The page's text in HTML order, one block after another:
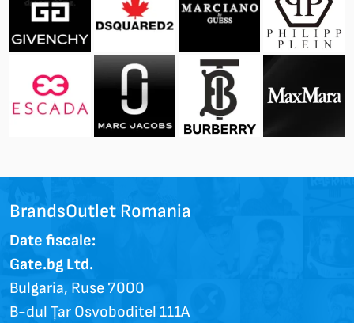
BrandsOutlet Romania
Date fiscale:
Gate.bg Ltd.
Bulgaria, Ruse 7000
B-dul Țar Osvoboditel 111A